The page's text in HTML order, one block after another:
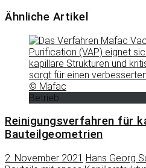
Ähnliche Artikel
Betrieb
Reinigungsverfahren für
Bauteilgeometrien
2. November 2021 Hans Georg